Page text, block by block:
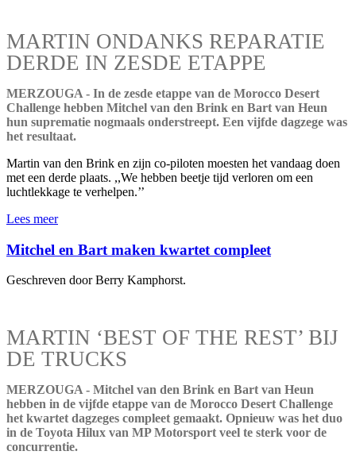
MARTIN ONDANKS REPARATIE
DERDE IN ZESDE ETAPPE
MERZOUGA - In de zesde etappe van de Morocco Desert
Challenge hebben Mitchel van den Brink en Bart van Heun
hun suprematie nogmaals onderstreept. Een vijfde dagzege was
het resultaat.
Martin van den Brink en zijn co-piloten moesten het vandaag doen
met een derde plaats. ,,We hebben beetje tijd verloren om een
luchtlekkage te verhelpen.’’
Lees meer
Mitchel en Bart maken kwartet compleet
Geschreven door Berry Kamphorst.
MARTIN ‘BEST OF THE REST’ BIJ
DE TRUCKS
MERZOUGA - Mitchel van den Brink en Bart van Heun
hebben in de vijfde etappe van de Morocco Desert Challenge
het kwartet dagzeges compleet gemaakt. Opnieuw was het duo
in de Toyota Hilux van MP Motorsport veel te sterk voor de
concurrentie.